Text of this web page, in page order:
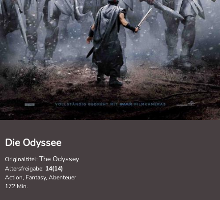
Die Odyssee
Originaltitel: The Odyssey
Altersfreigabe: 14(14)
Action, Fantasy, Abenteuer
172 Min.